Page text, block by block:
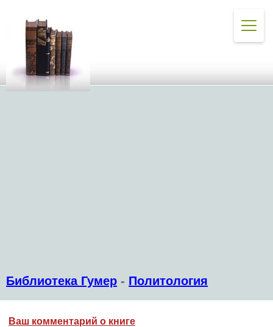
Библиотека Гумер - Политология
Ваш комментарий о книге